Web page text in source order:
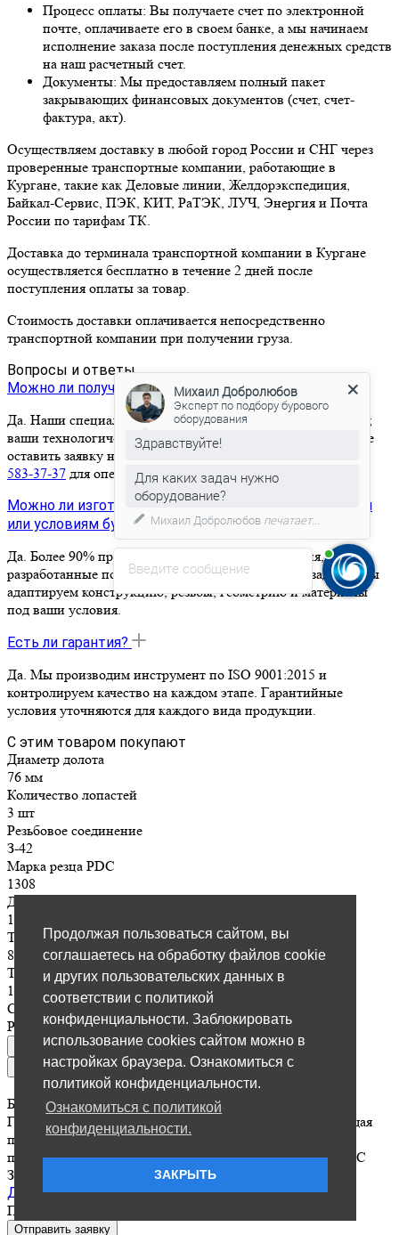
Продолжая пользоваться сайтом, вы
соглашаетесь на обработку файлов cookie
и других пользовательских данных в
соответствии с политикой
конфиденциальности. Заблокировать
использование cookies сайтом можно в
настройках браузера. Ознакомиться с
политикой конфиденциальности.
Ознакомиться с политикой
конфиденциальности.
ЗАКРЫТЬ
Процесс оплаты: Вы получаете счет по электронной
почте, оплачиваете его в своем банке, а мы начинаем
исполнение заказа после поступления денежных средств
на наш расчетный счет.
Документы: Мы предоставляем полный пакет
закрывающих финансовых документов (счет, счет-
фактура, акт).
Осуществляем доставку в любой город России и СНГ через
проверенные транспортные компании, работающие в
Кургане, такие как Деловые линии, Желдорэкспедиция,
Байкал-Сервис, ПЭК, КИТ, РаТЭК, ЛУЧ, Энергия и Почта
России по тарифам ТК.
Доставка до терминала транспортной компании в Кургане
осуществляется бесплатно в течение 2 дней после
поступления оплаты за товар.
Стоимость доставки оплачивается непосредственно
транспортной компании при получении груза.
Вопросы и ответы
Можно ли получить консультацию перед заказом?
Да. Наши специалисты помогут подобрать инструмент под
ваши технологические условия и оборудование. Вы можете
оставить заявку на сайте или позвонить по номеру
583-37-37 для оперативной консультации.
Можно ли изготовить инструмент по моим чертежам
или условиям бурения?
Да. Более 90% продукции KMZ BIT — это изделия,
разработанные под конкретные технологические задачи. Мы
адаптируем конструкцию, резьбы, геометрию и материалы
под ваши условия.
Есть ли гарантия?
Да. Мы производим инструмент по ISO 9001:2015 и
контролируем качество на каждом этапе. Гарантийные
условия уточняются для каждого вида продукции.
С этим товаром покупают
Диаметр долота
76 мм
Количество лопастей
3 шт
Резьбовое соединение
З-42
Марка резца PDC
1308
Диаметр резца PDC
13 мм
Толщина резца PDC
8 мм
Толщина алмазного слоя
1.5 мм
Страна производства
Россия
Буровые долота PDC усиленные/3-х лопастные/
Геологоразведка/Геотермальное бурение/Горнодобывающая
промышленность/Нефтегазовая отрасль/Строительная
промышленность/76 мм/Резцы 13 мм/Буровые долота/PDC
З-42
Долото PDC D-76 трехлопастное усиленное
По зап
Отправить заявку
Введите сообщение
Михаил Добролюбов
Эксперт по подбору бурового
оборудования
Для каких задач нужно
оборудование?